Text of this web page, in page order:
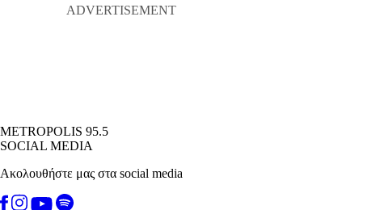
METROPOLIS 95.5
SOCIAL MEDIA
Ακολουθήστε μας στα social media